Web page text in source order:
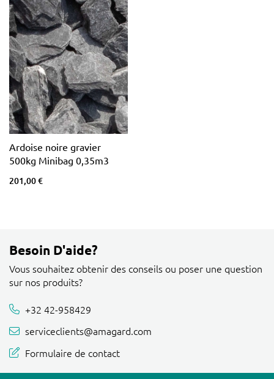
Ardoise noire gravier
500kg Minibag 0,35m3
201,00 €
Besoin D'aide?
Vous souhaitez obtenir des conseils ou poser une question
sur nos produits?
+32 42-958429
serviceclients@amagard.com
Formulaire de contact